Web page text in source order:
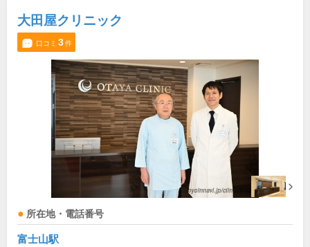
大田屋クリニック
口コミ 3件
所在地・電話番号
富士山駅